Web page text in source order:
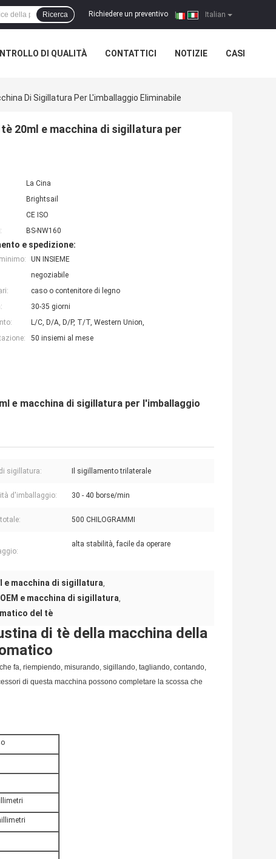
Italian
Richiedere un preventivo |
Ricerca
DI QUALITÀ CONTATTICI NOTIZIE CASI
Di Sigillatura Per L'imballaggio Eliminabile
20ml e macchina di sigillatura per
La Cina
Brightsail
CE ISO
BS-NW160
e spedizione:
UN INSIEME
negoziabile
caso o contenitore di legno
30-35 giorni
L/C, D/A, D/P, T/T, Western Union,
50 insiemi al mese
e macchina di sigillatura per l'imballaggio
sigillatura: Il sigillamento trilaterale
d'imballaggio: 30 - 40 borse/min
500 CHILOGRAMMI
alta stabilità, facile da operare
e macchina di sigillatura,
e macchina di sigillatura,
del tè
di tè della macchina della
fa, riempiendo, misurando, sigillando, tagliando, contando,
di questa macchina possono completare la scossa che